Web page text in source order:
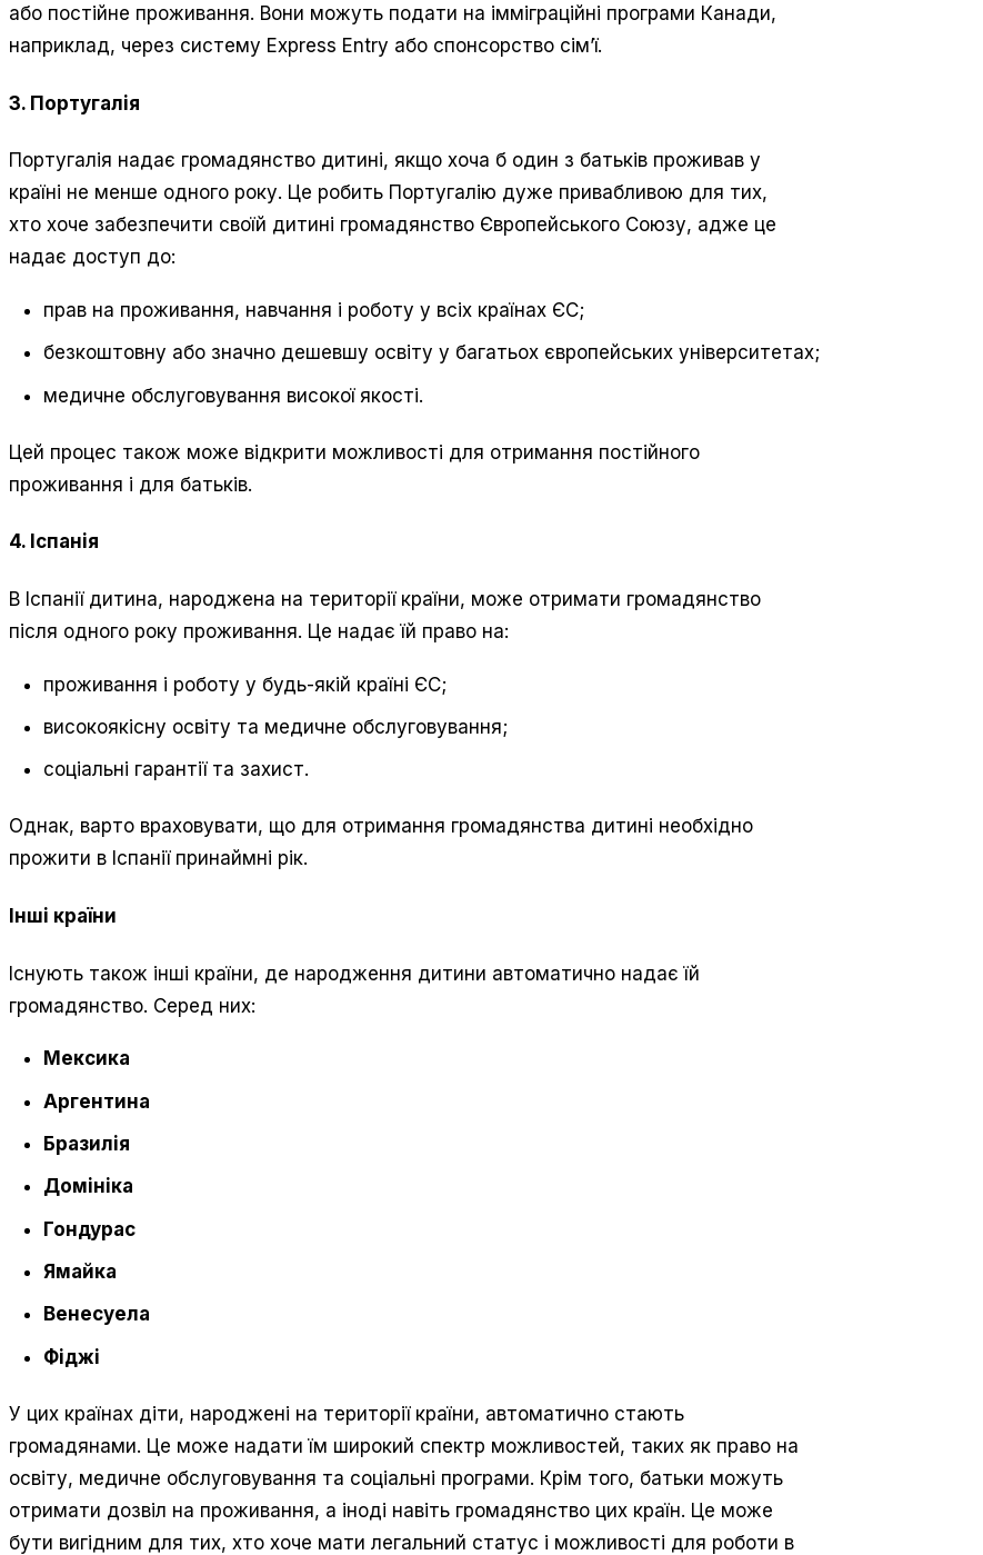
або постійне проживання. Вони можуть подати на імміграційні програми Канади,
наприклад, через систему Express Entry або спонсорство сім’ї.
3. Португалія
Португалія надає громадянство дитині, якщо хоча б один з батьків проживав у
країні не менше одного року. Це робить Португалію дуже привабливою для тих,
хто хоче забезпечити своїй дитині громадянство Європейського Союзу, адже це
надає доступ до:
прав на проживання, навчання і роботу у всіх країнах ЄС;
безкоштовну або значно дешевшу освіту у багатьох європейських університетах;
медичне обслуговування високої якості.
Цей процес також може відкрити можливості для отримання постійного
проживання і для батьків.
4. Іспанія
В Іспанії дитина, народжена на території країни, може отримати громадянство
після одного року проживання. Це надає їй право на:
проживання і роботу у будь-якій країні ЄС;
високоякісну освіту та медичне обслуговування;
соціальні гарантії та захист.
Однак, варто враховувати, що для отримання громадянства дитині необхідно
прожити в Іспанії принаймні рік.
Інші країни
Існують також інші країни, де народження дитини автоматично надає їй
громадянство. Серед них:
Мексика
Аргентина
Бразилія
Домініка
Гондурас
Ямайка
Венесуела
Фіджі
У цих країнах діти, народжені на території країни, автоматично стають
громадянами. Це може надати їм широкий спектр можливостей, таких як право на
освіту, медичне обслуговування та соціальні програми. Крім того, батьки можуть
отримати дозвіл на проживання, а іноді навіть громадянство цих країн. Це може
бути вигідним для тих, хто хоче мати легальний статус і можливості для роботи в